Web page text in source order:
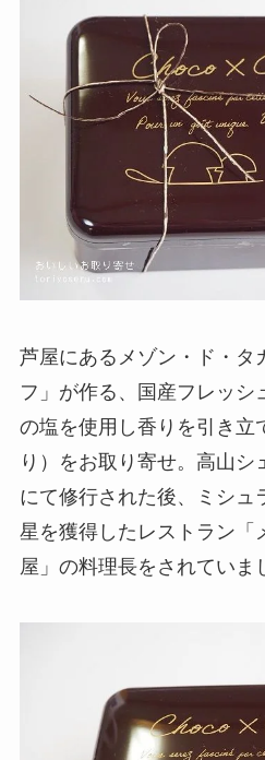
芦屋にあるメゾン・ド・タ
フ」が作る、国産フレッシ
の塩を使用し香りを引き立
り）をお取り寄せ。高山シ
にて修行された後、ミシュ
星を獲得したレストラン「
屋」の料理長をされていま